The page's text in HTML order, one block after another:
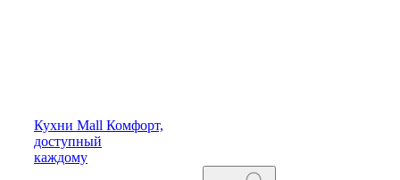
Кухни Mall Комфорт,
доступный
каждому